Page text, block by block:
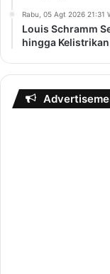
Rabu, 05 Agt 2026 21:31
Louis Schramm
hingga